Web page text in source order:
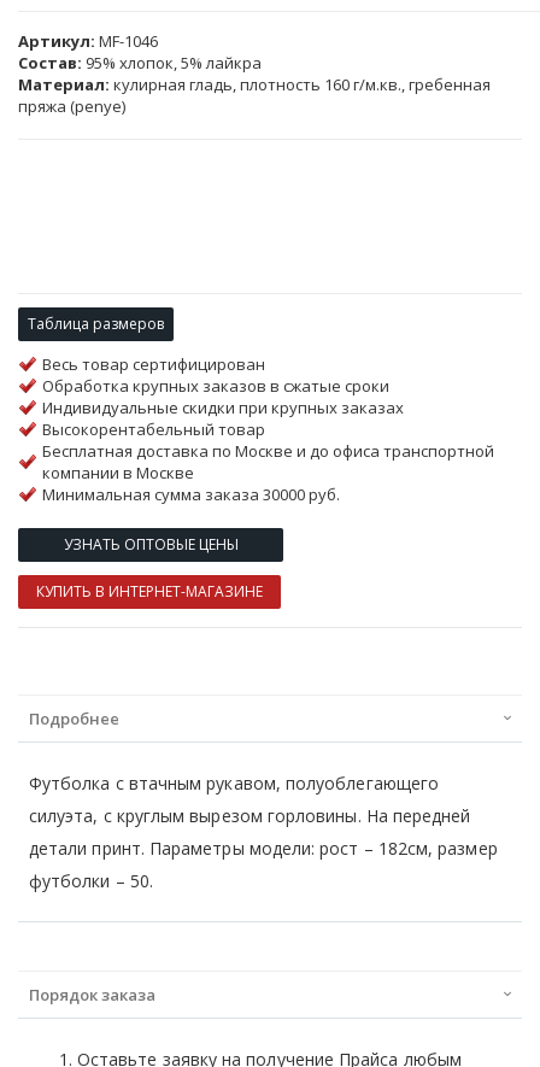
Артикул MF-1046
Состав: 95% хлопок, 5% лайкра
Материал: кулирная гладь, плотность 160 г/м.кв., гребенная
пряжа (penye)
Таблица размеров
Весь товар сертифицирован
Обработка крупных заказов в сжатые сроки
Индивидуальные скидки при крупных заказах
Высокорентабельный товар
Бесплатная доставка по Москве и до офиса транспортной
компании в Москве
Минимальная сумма заказа 30000 руб.
УЗНАТЬ ОПТОВЫЕ ЦЕНЫ
КУПИТЬ В ИНТЕРНЕТ-МАГАЗИНЕ
Подробнее
Футболка с втачным рукавом, полуоблегающего
силуэта, с круглым вырезом горловины. На передней
детали принт. Параметры модели: рост – 182см, размер
футболки – 50.
Порядок заказа
Оставьте заявку на получение Прайса любым